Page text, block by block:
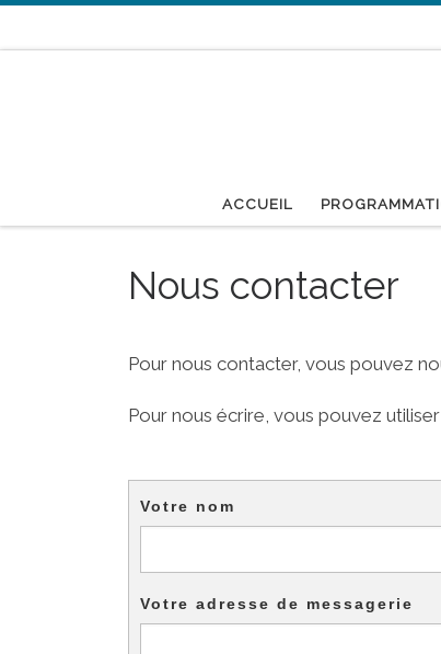
ACCUEIL
Nous contacter
Pour nous contacter, vous pouvez
Pour nous écrire, vous pouvez
Votre nom
Votre adresse de messagerie